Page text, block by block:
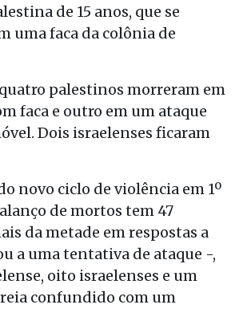
de 15 anos, que se
uma faca da colônia de
palestinos morreram em
faca e outro em um ataque
Dois israelenses ficaram
novo ciclo de violência em 1º
de mortos tem 47
da metade em respostas a
a uma tentativa de ataque -,
oito israelenses e um
confundido com um